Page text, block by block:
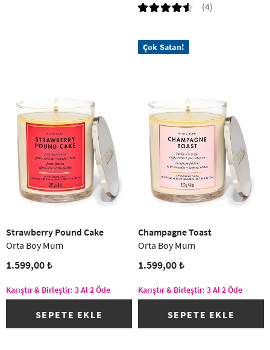
(4)
Strawberry Pound Cake
Orta Boy Mum
1.599,00 ₺
Karıştır & Birleştir: 3 Al 2 Öde
SEPETE EKLE
Champagne Toast
Orta Boy Mum
1.599,00 ₺
Karıştır & Birleştir: 3 Al 2 Öde
SEPETE EKLE
Çok Satan!